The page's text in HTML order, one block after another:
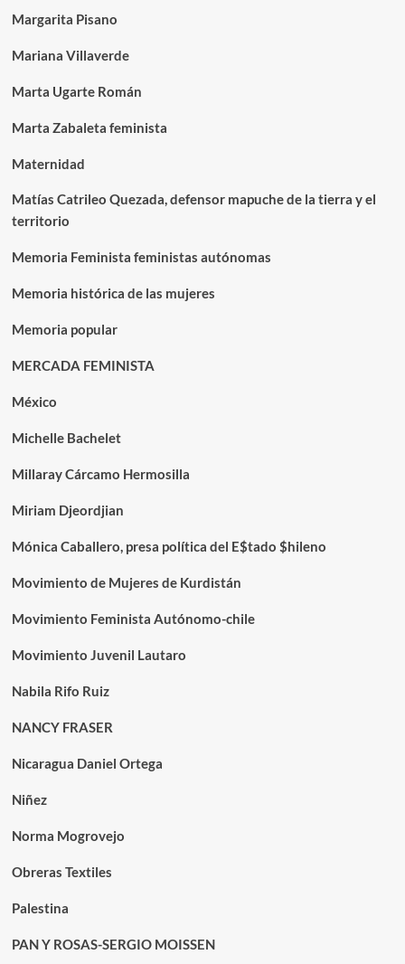
Margarita Pisano
Mariana Villaverde
Marta Ugarte Román
Marta Zabaleta feminista
Maternidad
Matías Catrileo Quezada, defensor mapuche de la tierra y el
territorio
Memoria Feminista feministas autónomas
Memoria histórica de las mujeres
Memoria popular
MERCADA FEMINISTA
México
Michelle Bachelet
Millaray Cárcamo Hermosilla
Miriam Djeordjian
Mónica Caballero, presa política del E$tado $hileno
Movimiento de Mujeres de Kurdistán
Movimiento Feminista Autónomo-chile
Movimiento Juvenil Lautaro
Nabila Rifo Ruiz
NANCY FRASER
Nicaragua Daniel Ortega
Niñez
Norma Mogrovejo
Obreras Textiles
Palestina
PAN Y ROSAS-SERGIO MOISSEN